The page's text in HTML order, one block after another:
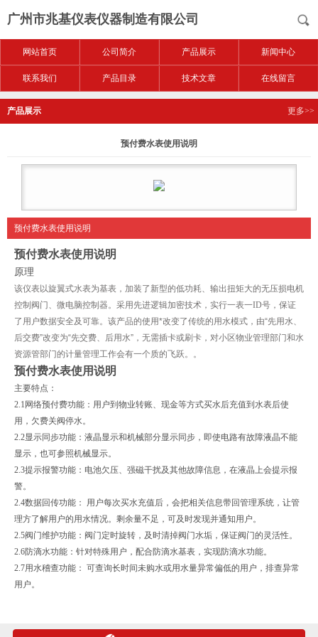
广州市兆基仪表仪器制造有限公司
网站首页 公司简介 产品展示 新闻中心
联系我们 产品目录 技术文章 在线留言
产品展示 更多>>
预付费水表使用说明
预付费水表使用说明
预付费水表使用说明
原理
该仪表以旋翼式水表为基表，加装了新型的低功耗、输出扭矩大的无压损电机
控制阀门、微电脑控制器。采用先进逻辑加密技术，实行一表一ID号，保证
了用户数据安全及可靠。该产品的使用*改变了传统的用水模式，由“先用水、
后交费”改变为“先交费、后用水”，无需插卡或刷卡，对小区物业管理部门和水
资源管部门的计量管理工作会有一个质的飞跃。。
预付费水表使用说明
主要特点：
2.1 网络预付费功能：用户到物业转账、现金等方式买水后充值到水表后使
用，欠费关阀停水。
2.2显示同步功能：液晶显示和机械部分显示同步，即使电路有故障液晶不能
显示，也可参照机械显示。
2.3提示报警功能：电池欠压、强磁干扰及其他故障信息，在液晶上会提示报
警。
2.4数据回传功能：
用户每次买水充值后，会把相关信息带回管理系统，让管
理方了解用户的用水情况。剩余量不足，可及时发现并通知用户。
2.5阀门维护功能：阀门定时旋转，及时清掉阀门水垢，保证阀门的灵活性。
2.6防滴水功能：针对特殊用户，配合防滴水基表，实现防滴水功能。
2.7用水稽查功能： 可查询长时间未购水或用水量异常偏低的用户，排查异常
用户。